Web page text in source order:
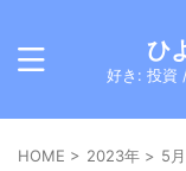
ひ
好き: 投資
HOME > 2023年 > 5月